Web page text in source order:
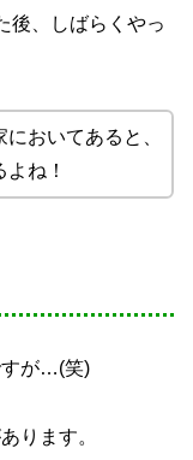
後、しばらくやっ
おいてあると、
ね！
すが…(笑)
ります。